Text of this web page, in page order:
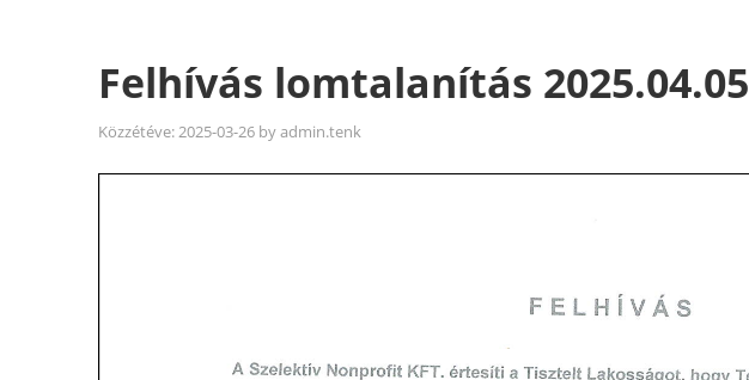
Felhívás lomtalanítás 2025.04.05
Közzétéve:2025-03-26 byadmin.tenk